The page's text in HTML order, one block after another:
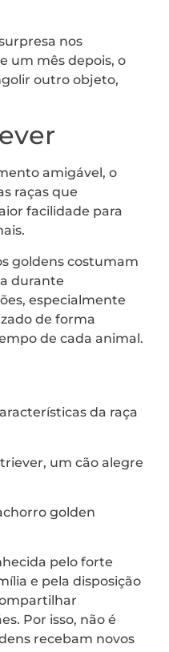
nos
um mês depois, o
outro objeto,
amigável, o
raças que
facilidade para
goldens costumam
durante
especialmente
de forma
de cada animal.
da raça
um cão alegre
golden
pelo forte
e pela disposição
Por isso, não é
recebam novos